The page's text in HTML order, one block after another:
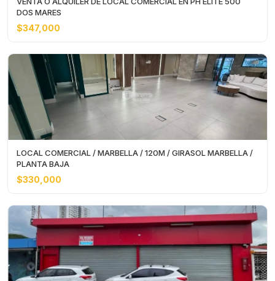
DOS MARES
$347,000
LOCAL COMERCIAL / MARBELLA / 120M / GIRASOL MARBELLA /
PLANTA BAJA
$330,000